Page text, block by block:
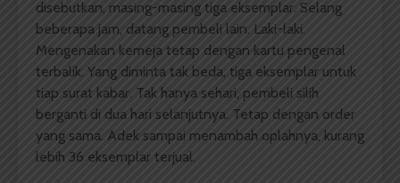
disebutkan, masing-masing tiga eksemplar. Selang
beberapa jam, datang pembeli lain. Laki-laki.
Mengenakan kemeja tetap dengan kartu pengenal
terbalik. Yang diminta tak beda, tiga eksemplar untuk
tiap surat kabar. Tak hanya sehari, pembeli silih
berganti di dua hari selanjutnya. Tetap dengan order
yang sama. Adek sampai menambah oplahnya, kurang
lebih 36 eksemplar terjual.